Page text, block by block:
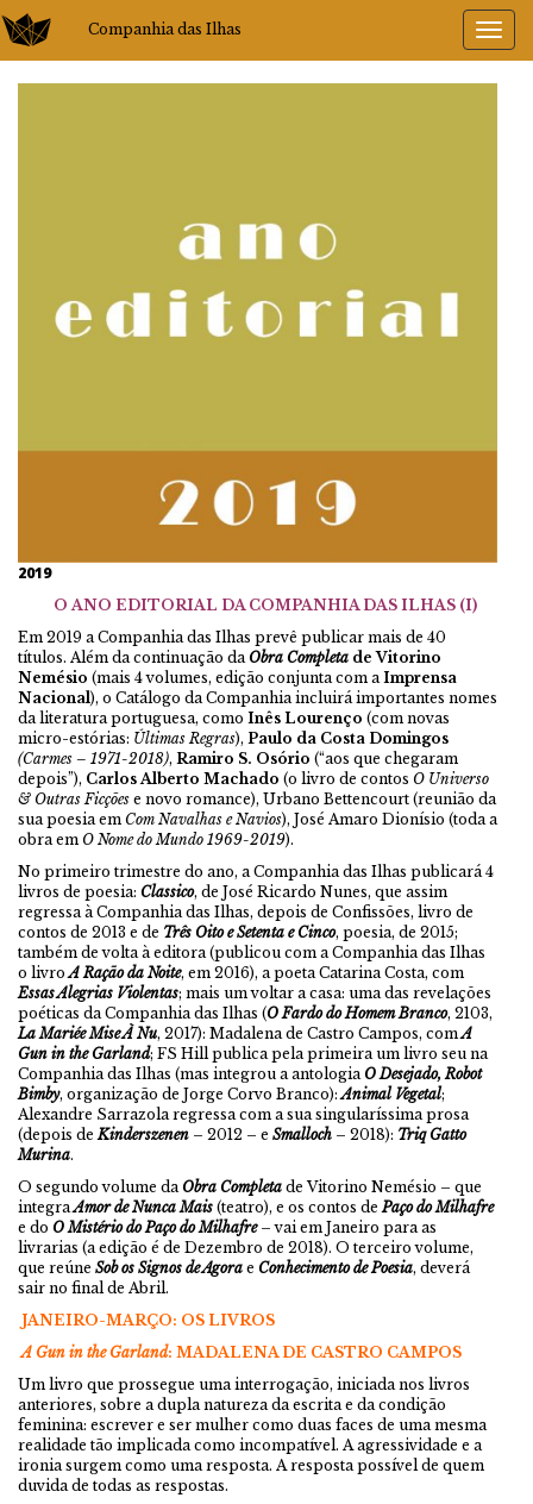
Companhia das Ilhas
2019
O ANO EDITORIAL DA COMPANHIA DAS ILHAS (I)
Em 2019 a Companhia das Ilhas prevê publicar mais de 40
títulos. Além da continuação da Obra Completa de Vitorino
Nemésio (mais 4 volumes, edição conjunta com aImprensa
Nacional), o Catálogo da Companhia incluirá importantes nomes
da literatura portuguesa, como Inês Lourenço (com novas
micro-estórias: Últimas Regras), Paulo da Costa Domingos
(Carmes – 1971-2018), Ramiro S. Osório (“aos que chegaram
depois”), Carlos Alberto Machado (o livro de contos O Universo
& Outras Ficções e novo romance), Urbano Bettencourt (reunião da
sua poesia em Com Navalhas e Navios), José Amaro Dionísio (toda a
obra em O Nome do Mundo 1969-2019).
No primeiro trimestre do ano, a Companhia das Ilhas publicará 4
livros de poesia: Classico, de José Ricardo Nunes, que assim
regressa à Companhia das Ilhas, depois de Confissões, livro de
contos de 2013 e de Três Oito e Setenta e Cinco, poesia, de 2015;
também de volta à editora (publicou com a Companhia das Ilhas
o livroA Ração da Noite, em 2016), a poeta Catarina Costa, com
Essas Alegrias Violentas; mais um voltar a casa: uma das revelações
poéticas da Companhia das Ilhas (O Fardo do Homem Branco, 2103,
La Mariée Mise À Nu, 2017): Madalena de Castro Campos, comA
Gun in the Garland; FS Hill publica pela primeira um livro seu na
Companhia das Ilhas (mas integrou a antologia O Desejado, Robot
Bimby, organização de Jorge Corvo Branco):Animal Vegetal;
Alexandre Sarrazola regressa com a sua singularíssima prosa
(depois deKinderszenen – 2012 – e Smalloch – 2018): Triq Gatto
Murina.
O segundo volume da Obra Completa de Vitorino Nemésio – que
integraAmor de Nunca Mais (teatro), e os contos dePaço do Milhafre
e do O Mistério do Paço do Milhafre– vai em Janeiro para as
livrarias (a edição é de Dezembro de 2018). O terceiro volume,
que reúne Sob os Signos de Agora e Conhecimento de Poesia, deverá
sair no final de Abril.
JANEIRO-MARÇO: OS LIVROS
A Gun in the Garland: MADALENA DE CASTRO CAMPOS
Um livro que prossegue uma interrogação, iniciada nos livros
anteriores, sobre a dupla natureza da escrita e da condição
feminina: escrever e ser mulher como duas faces de uma mesma
realidade tão implicada como incompatível. A agressividade e a
ironia surgem como uma resposta. A resposta possível de quem
duvida de todas as respostas.